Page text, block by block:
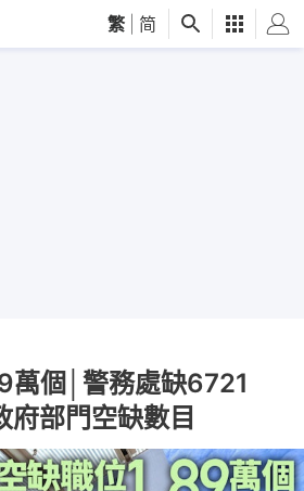
繁 简
萬個│警務處缺6721
部門空缺數目